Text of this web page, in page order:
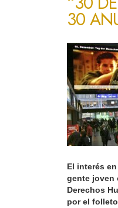
30
El interés
gente joven
Derechos
por el folleto